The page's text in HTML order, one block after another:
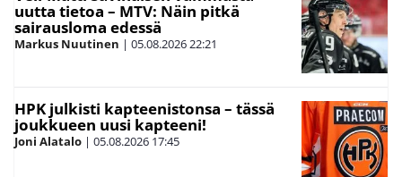
uutta tietoa – MTV: Näin pitkä
sairausloma edessä
Markus Nuutinen | 05.08.202622:21
HPK julkisti kapteenistonsa – tässä
joukkueen uusi kapteeni!
Joni Alatalo | 05.08.2026 17:45